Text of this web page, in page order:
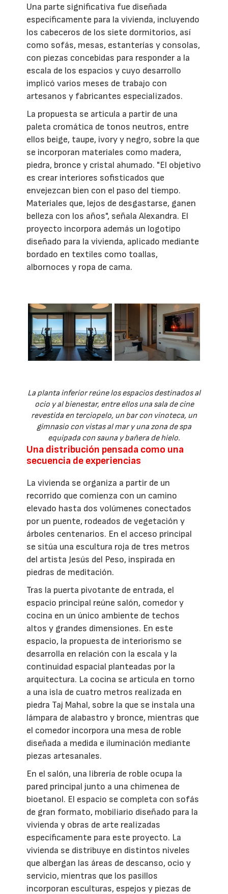
Una parte significativa fue diseñada
específicamente para la vivienda, incluyendo
los cabeceros de los siete dormitorios, así
como sofás, mesas, estanterías y consolas,
con piezas concebidas para responder a la
escala de los espacios y cuyo desarrollo
implicó varios meses de trabajo con
artesanos y fabricantes especializados.
La propuesta se articula a partir de una
paleta cromática de tonos neutros, entre
ellos beige, taupe, ivory y negro, sobre la que
se incorporan materiales como madera,
piedra, bronce y cristal ahumado. "El objetivo
es crear interiores sofisticados que
envejezcan bien con el paso del tiempo.
Materiales que, lejos de desgastarse, ganen
belleza con los años", señala Alexandra. El
proyecto incorpora además un logotipo
diseñado para la vivienda, aplicado mediante
bordado en textiles como toallas,
albornoces y ropa de cama.
La planta inferior reúne los espacios destinados al
ocio y al bienestar, entre ellos una sala de cine
revestida en terciopelo, un bar con vinoteca, un
gimnasio con vistas al mar y una zona de spa
equipada con sauna y bañera de hielo.
Una distribución pensada como una
secuencia de experiencias
La vivienda se organiza a partir de un
recorrido que comienza con un camino
elevado hasta dos volúmenes conectados
por un puente, rodeados de vegetación y
árboles centenarios. En el acceso principal
se sitúa una escultura roja de tres metros
del artista Jesús del Peso, inspirada en
piedras de meditación.
Tras la puerta pivotante de entrada, el
espacio principal reúne salón, comedor y
cocina en un único ambiente de techos
altos y grandes dimensiones. En este
espacio, la propuesta de interiorismo se
desarrolla en relación con la escala y la
continuidad espacial planteadas por la
arquitectura. La cocina se articula en torno
a una isla de cuatro metros realizada en
piedra Taj Mahal, sobre la que se instala una
lámpara de alabastro y bronce, mientras que
el comedor incorpora una mesa de roble
diseñada a medida e iluminación mediante
piezas artesanales.
En el salón, una librería de roble ocupa la
pared principal junto a una chimenea de
bioetanol. El espacio se completa con sofás
de gran formato, mobiliario diseñado para la
vivienda y obras de arte realizadas
específicamente para este proyecto. La
vivienda se distribuye en distintos niveles
que albergan las áreas de descanso, ocio y
servicio, mientras que los pasillos
incorporan esculturas, espejos y piezas de